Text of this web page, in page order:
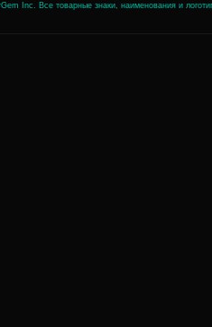
Inc. Все товарные знаки, наименования и